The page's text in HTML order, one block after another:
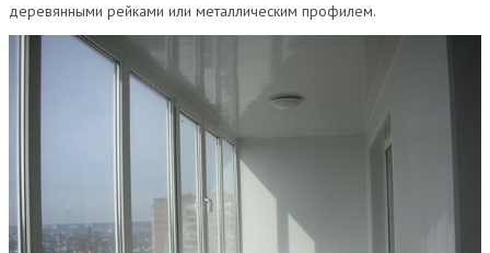
деревянными рейками или металлическим профилем.